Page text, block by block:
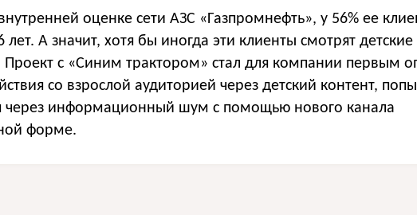
оценке сети АЗС «Газпромнефть», у 56% ее
лет. А значит, хотя бы иногда эти клиенты смотрят детские
Проект с «Синим трактором» стал для компании первым
со взрослой аудиторией через детский контент,
через информационный шум с помощью нового канала
форме.